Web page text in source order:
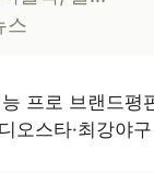
스
능 프로 브랜드
오스타·최강야